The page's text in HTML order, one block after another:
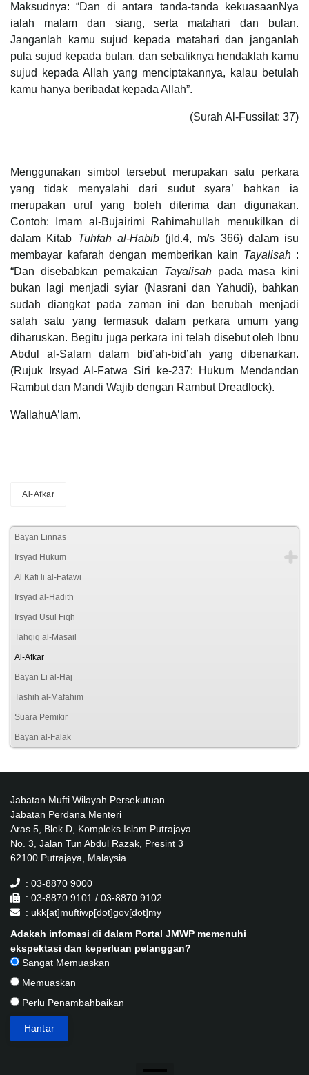
Maksudnya: “Dan di antara tanda-tanda kekuasaanNya
ialah malam dan siang, serta matahari dan bulan.
Janganlah kamu sujud kepada matahari dan janganlah
pula sujud kepada bulan, dan sebaliknya hendaklah kamu
sujud kepada Allah yang menciptakannya, kalau betulah
kamu hanya beribadat kepada Allah”.
(Surah Al-Fussilat: 37)
Menggunakan simbol tersebut merupakan satu perkara
yang tidak menyalahi dari sudut syara’ bahkan ia
merupakan uruf yang boleh diterima dan digunakan.
Contoh: Imam al-Bujairimi Rahimahullah menukilkan di
dalam Kitab Tuhfah al-Habib(jld.4, m/s 366) dalam isu
membayar kafarah dengan memberikan kain Tayalisah:
“Dan disebabkan pemakaian Tayalisah pada masa kini
bukan lagi menjadi syiar (Nasrani dan Yahudi), bahkan
sudah diangkat pada zaman ini dan berubah menjadi
salah satu yang termasuk dalam perkara umum yang
diharuskan. Begitu juga perkara ini telah disebut oleh Ibnu
Abdul al-Salam dalam bid’ah-bid’ah yang dibenarkan.
(Rujuk Irsyad Al-Fatwa Siri ke-237: Hukum Mendandan
Rambut dan Mandi Wajib dengan Rambut Dreadlock).
WallahuA’lam.
Al-Afkar
Bayan Linnas
Irsyad Hukum
Al Kafi li al-Fatawi
Irsyad al-Hadith
Irsyad Usul Fiqh
Tahqiq al-Masail
Al-Afkar
Bayan Li al-Haj
Tashih al-Mafahim
Suara Pemikir
Bayan al-Falak
Jabatan Mufti Wilayah Persekutuan
Jabatan Perdana Menteri
Aras 5, Blok D, Kompleks Islam Putrajaya
No. 3, Jalan Tun Abdul Razak, Presint 3
62100 Putrajaya, Malaysia.
: 03-8870 9000
: 03-8870 9101 / 03-8870 9102
: ukk[at]muftiwp[dot]gov[dot]my
Adakah infomasi di dalam Portal JMWP memenuhi
ekspektasi dan keperluan pelanggan?
Sangat Memuaskan
Memuaskan
Perlu Penambahbaikan